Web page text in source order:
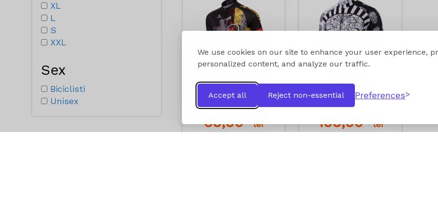
We use cookies on our site to enhance your user experience,
personalized content, and analyze our traffic.
Accept all Reject non-essential Preferences
XL
L
S
XXL
Sex
Biciclisti
Unisex
99,90lei 109,90lei